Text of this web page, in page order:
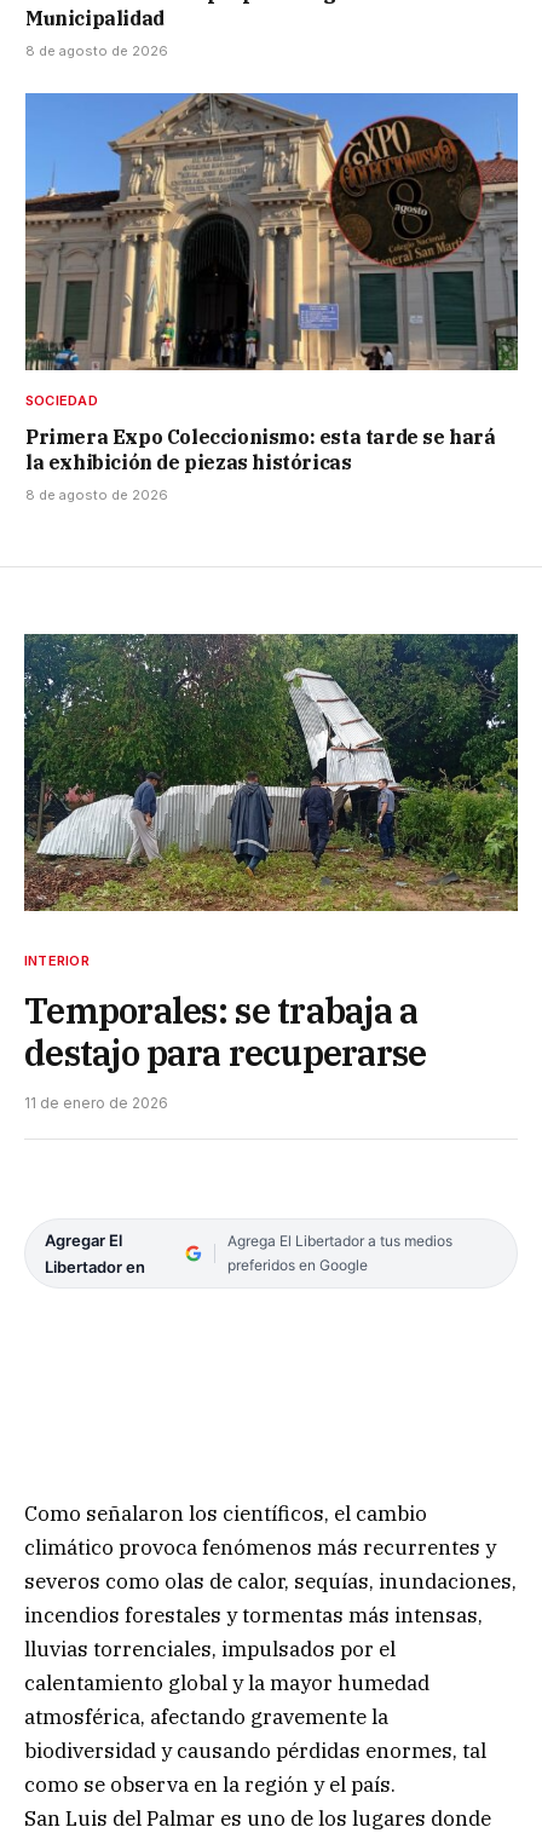
Municipalidad
8 de agosto de 2026
SOCIEDAD
Primera Expo Coleccionismo: esta tarde se hará
la exhibición de piezas históricas
8 de agosto de 2026
INTERIOR
Temporales: se trabaja a
destajo para recuperarse
11 de enero de 2026
Agregar El
Libertador en
Agrega El Libertador a tus medios
preferidos en Google
Como señalaron los científicos, el cambio
climático provoca fenómenos más recurrentes y
severos como olas de calor, sequías, inundaciones,
incendios forestales y tormentas más intensas,
lluvias torrenciales, impulsados por el
calentamiento global y la mayor humedad
atmosférica, afectando gravemente la
biodiversidad y causando pérdidas enormes, tal
como se observa en la región y el país.
San Luis del Palmar es uno de los lugares donde